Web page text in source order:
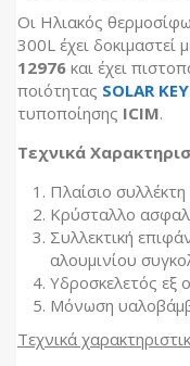
Οι Ηλιακός
300L έχει
12976 και έχει
ποιότητας SOLAR
τυποποίησης ICIM.
Τεχνικά
Πλαίσιο
Κρύσταλλο
Συλλεκτική
αλουμινίου
Υδροσκελετός εξ
Μόνωση
Τεχνικά